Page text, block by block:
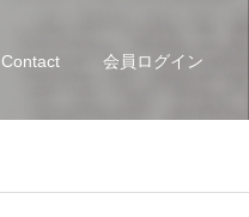
Contact 会員ログイン